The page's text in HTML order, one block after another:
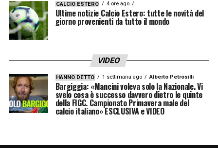
CALCIO ESTERO 4 ore ago
Ultime notizie Calcio Estero: tutte le novità del
giorno provenienti da tutto il mondo
VIDEO
HANNO DETTO 1 settimana ago Alberto Petrosilli
Bargiggia: «Mancini voleva solo la Nazionale. Vi
svelo cosa è successo davvero dietro le quinte
della FIGC. Campionato Primavera male del
calcio italiano» ESCLUSIVA e VIDEO